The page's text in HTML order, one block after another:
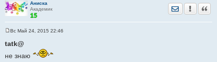
Аниска
Академик
Отправить
о
о
щ
Вс Май 24, 2015 22:46
tatk@
не знаю